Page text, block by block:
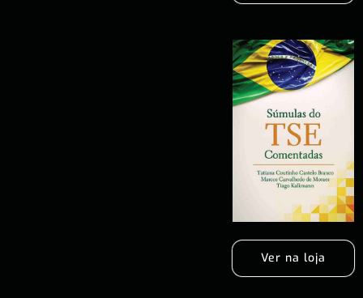
Ver na loja